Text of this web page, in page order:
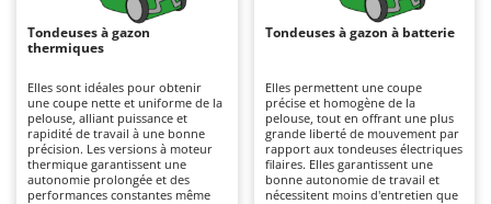
Aspirateurs Multifonctions
Atomiseurs agricoles pour tracteurs
Atomiseurs pour traitements
Autolaveuses
Autres produits
Alpina
Ama
Ambrogio Robot
Annovi Reverberi
ANTHBOT
Tondeuses à gazon
thermiques
Elles sont idéales pour obtenir
une coupe nette et uniforme de la
pelouse, alliant puissance et
rapidité de travail à une bonne
précision. Les versions à moteur
thermique garantissent une
autonomie prolongée et des
performances constantes même
Tondeuses à gazon à batterie
Elles permettent une coupe
précise et homogène de la
pelouse, tout en offrant une plus
grande liberté de mouvement par
rapport aux tondeuses électriques
filaires. Elles garantissent une
bonne autonomie de travail et
nécessitent moins d'entretien que